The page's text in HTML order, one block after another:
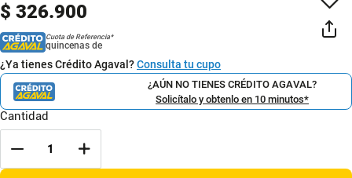
$ 326.900
Cuota de Referencia*
quincenas de
¿Ya tienes Crédito Agaval?Consulta tu cupo
¿AÚN NO TIENES CRÉDITO AGAVAL?
Solicítalo y obtenlo en 10 minutos*
Cantidad